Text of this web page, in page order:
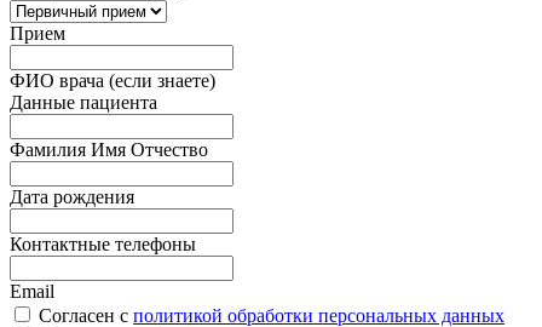
Прием
ФИО врача (если знаете)
Данные пациента
Фамилия Имя Отчество
Дата рождения
Контактные телефоны
Email
Согласен с политикой обработки персональных данных